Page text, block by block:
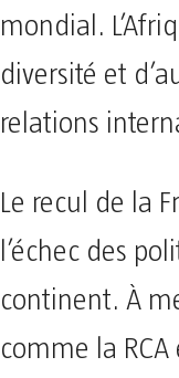
mondial.
diversité et
relations
Le recul de la
l’échec des
continent. À
comme la